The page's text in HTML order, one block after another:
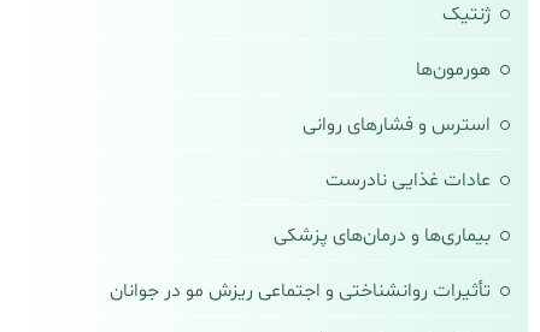
ژنتیک
هورمون‌ها
استرس و فشارهای روانی
عادات غذایی نادرست
بیماری‌ها و درمان‌های پزشکی
تأثیرات روانشناختی و اجتماعی ریزش مو در جوانان